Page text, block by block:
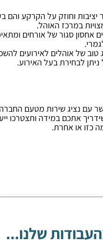
יציבות וחוזק על הקרקע והם
במרכז האוהל.
אחסון סגור של אורחים
טוב של אוהלים לאירועים
ניתן לבחירת בעל האירוע.
עם נציג שירות מטעם
אתכם במידה ותצטרכו
כזו או אחרת.
שלנו...